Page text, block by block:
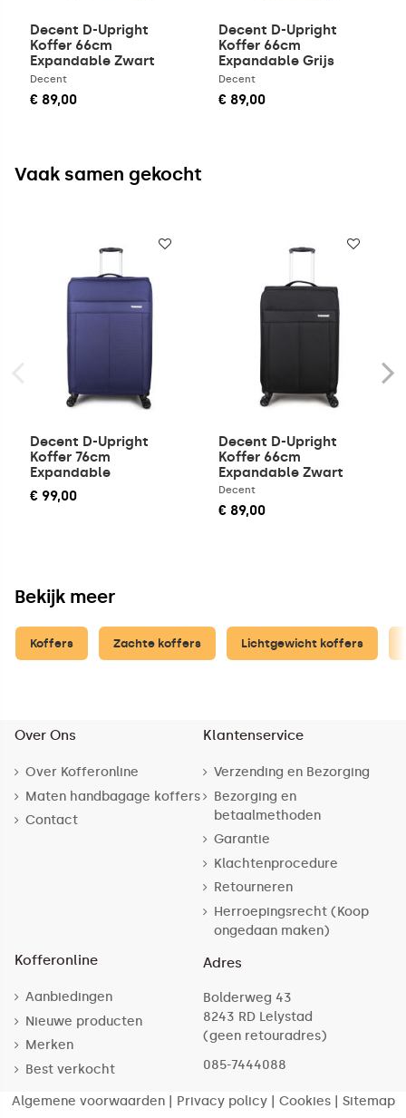
Decent D-Upright
Koffer 66cm
Expandable Zwart
Decent
€ 89,00
Decent D-Upright
Koffer 66cm
Expandable Grijs
Decent
€ 89,00
Vaak samen gekocht
Decent D-Upright
Koffer 76cm
Expandable
Donkerblauw
€ 99,00
Decent D-Upright
Koffer 66cm
Expandable Zwart
Decent
€ 89,00
Bekijk meer
Koffers Zachte koffers Lichtgewicht koffers
Over Ons
Over Kofferonline
Maten handbagage koffers
Contact
Klantenservice
Verzending en Bezorging
Bezorging en
betaalmethoden
Garantie
Klachtenprocedure
Retourneren
Herroepingsrecht (Koop
ongedaan maken)
Kofferonline
Aanbiedingen
Nieuwe producten
Merken
Best verkocht
Adres
Bolderweg 43
8243 RD Lelystad
(geen retouradres)
085-7444088
Algemene voorwaarden| Privacy policy| Cookies| Sitemap